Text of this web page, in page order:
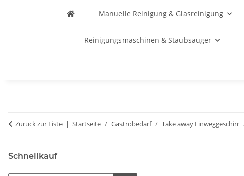
Manuelle Reinigung & Glasreinigung
Reinigungsmaschinen & Staubsauger
Zurück zur Liste Startseite Gastrobedarf Take away Einweggeschirr
Schnellkauf